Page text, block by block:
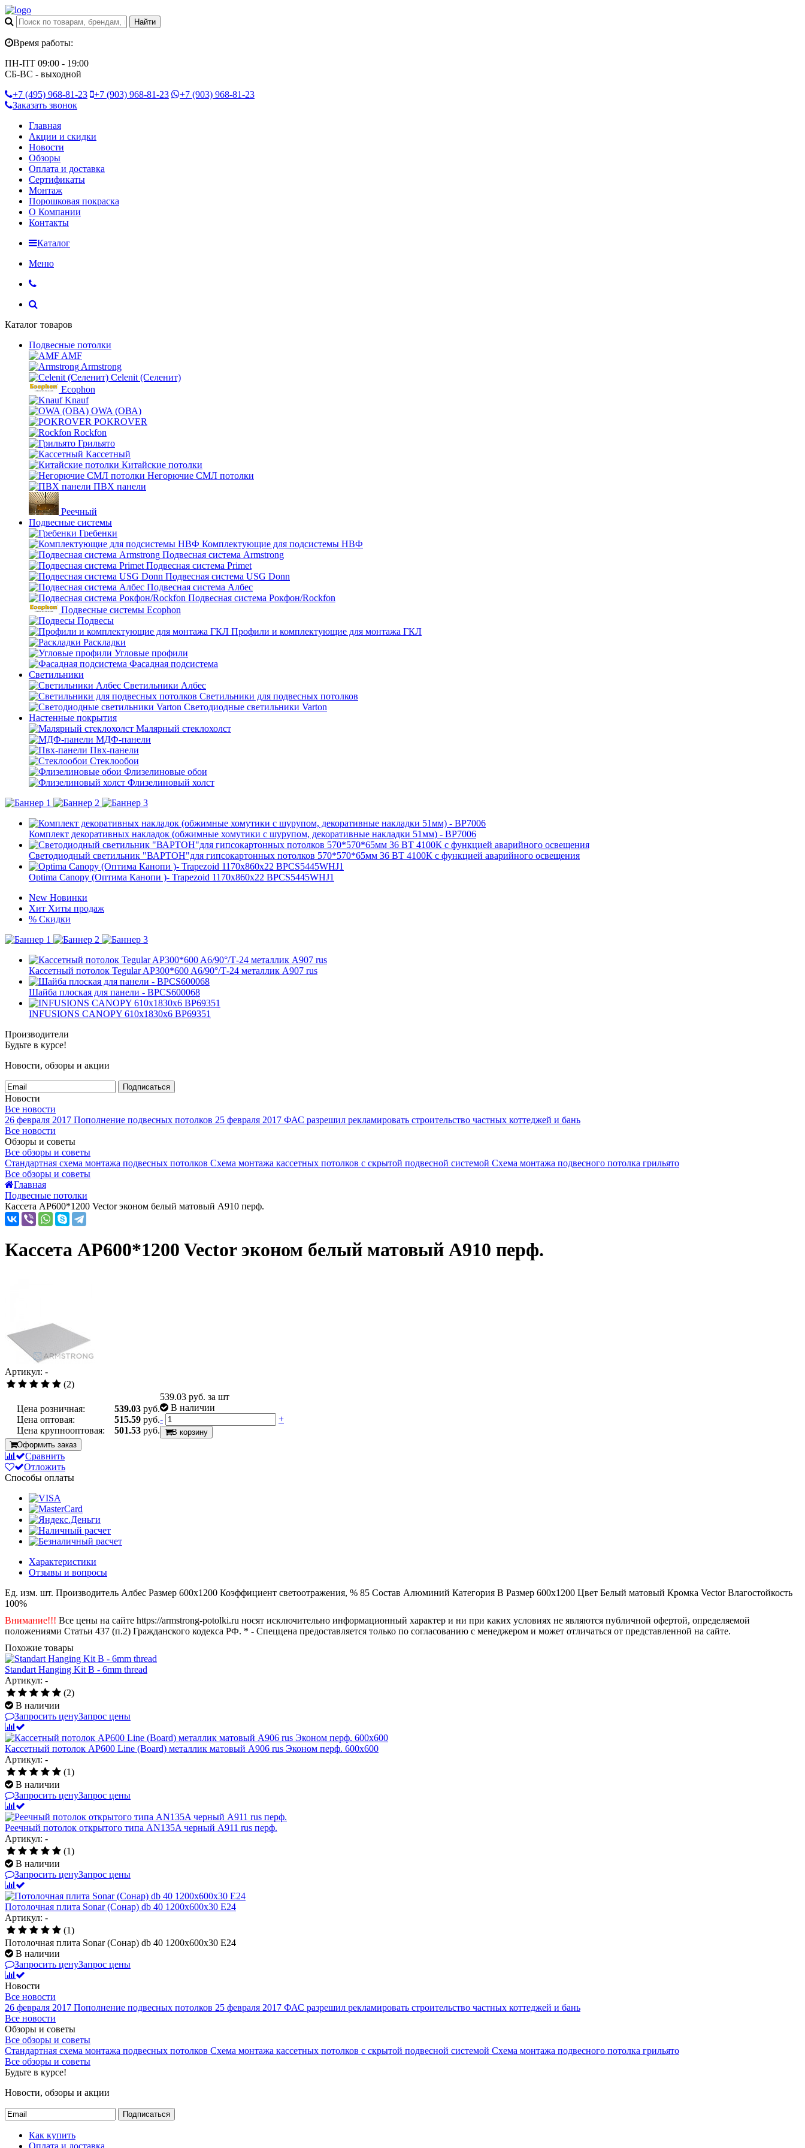
Время работы:
ПН-ПТ 09:00 - 19:00
СБ-ВС - выходной
+7 (495) 968-81-23 +7 (903) 968-81-23 +7 (903) 968-81-23
Заказать звонок
Главная
Акции и скидки
Новости
Обзоры
Оплата и доставка
Сертификаты
Монтаж
Порошковая покраска
О Компании
Контакты
Каталог
Меню
Каталог товаров
Подвесные потолки
AMF
Armstrong
Celenit (Селенит)
Ecophon
Knauf
OWA (ОВА)
POKROVER
Rockfon
Грильято
Кассетный
Китайские потолки
Негорючие СМЛ потолки
ПВХ панели
Реечный
Подвесные системы
Гребенки
Комплектующие для подсистемы НВФ
Подвесная система Armstrong
Подвесная система Primet
Подвесная система USG Donn
Подвесная система Албес
Подвесная система Рокфон/Rockfon
Подвесные системы Ecophon
Подвесы
Профили и комплектующие для монтажа ГКЛ
Раскладки
Угловые профили
Фасадная подсистема
Светильники
Светильники Албес
Светильники для подвесных потолков
Светодиодные светильники Varton
Настенные покрытия
Малярный стеклохолст
МДФ-панели
Пвх-панели
Стеклообои
Флизелиновые обои
Флизелиновый холст
Комплект декоративных накладок (обжимные хомутики с шурупом, декоративные накладки 51мм) - BP7006
Светодиодный светильник "ВАРТОН"для гипсокартонных потолков 570*570*65мм 36 ВТ 4100К с функцией аварийного освещения
Optima Canopy (Оптима Канопи )- Trapezoid 1170x860x22 BPCS5445WHJ1
New Новинки
Хит Хиты продаж
% Скидки
Кассетный потолок Tegular AP300*600 A6/90°/Т-24 металлик А907 rus
Шайба плоская для панели - BPCS600068
INFUSIONS CANOPY 610x1830x6 BP69351
Производители
Будьте в курсе!
Новости, обзоры и акции
Подписаться
Новости
Все новости
26 февраля 2017 Пополнение подвесных потолков 25 февраля 2017 ФАС разрешил рекламировать строительство частных коттеджей и бань
Все новости
Обзоры и советы
Все обзоры и советы
Стандартная схема монтажа подвесных потолков Схема монтажа кассетных потолков с скрытой подвесной системой Схема монтажа подвесного потолка грильято
Все обзоры и советы
Главная
Подвесные потолки
Кассета AP600*1200 Vector эконом белый матовый А910 перф.
Кассета AP600*1200 Vector эконом белый матовый А910 перф.
Артикул: -
(2)
Цена розничная: 539.03 руб.
Цена оптовая:
515.59 руб.
Цена крупнооптовая:
501.53 руб.
539.03 руб. за шт
В наличии
-
+
В корзину
Оформить заказ
Сравнить
Отложить
Способы оплаты
Характеристики
Отзывы и вопросы
Ед. изм. шт. Производитель Албес Размер 600x1200 Коэффициент светоотражения, % 85 Состав Алюминий Категория B Размер 600x1200 Цвет Белый матовый Кромка Vector Влагостойкость
100%
Внимание!!! Все цены на сайте https://armstrong-potolki.ru носят исключительно информационный характер и ни при каких условиях не являются публичной офертой, определяемой
положениями Статьи 437 (п.2) Гражданского кодекса РФ. * - Спеццена предоставляется только по согласованию с менеджером и может отличаться от представленной на сайте.
Похожие товары
Standart Hanging Kit B - 6mm thread
Артикул: -
(2)
В наличии
Запросить ценуЗапрос цены
Кассетный потолок AP600 Line (Board) металлик матовый А906 rus Эконом перф. 600x600
Артикул: -
(1)
В наличии
Запросить ценуЗапрос цены
Реечный потолок открытого типа AN135A черный А911 rus перф.
Артикул: -
(1)
В наличии
Запросить ценуЗапрос цены
Потолочная плита Sonar (Сонар) db 40 1200x600x30 E24
Артикул: -
(1)
Потолочная плита Sonar (Сонар) db 40 1200x600x30 E24
В наличии
Запросить ценуЗапрос цены
Новости
Все новости
26 февраля 2017 Пополнение подвесных потолков 25 февраля 2017 ФАС разрешил рекламировать строительство частных коттеджей и бань
Все новости
Обзоры и советы
Все обзоры и советы
Стандартная схема монтажа подвесных потолков Схема монтажа кассетных потолков с скрытой подвесной системой Схема монтажа подвесного потолка грильято
Все обзоры и советы
Будьте в курсе!
Новости, обзоры и акции
Подписаться
Как купить
Оплата и доставка